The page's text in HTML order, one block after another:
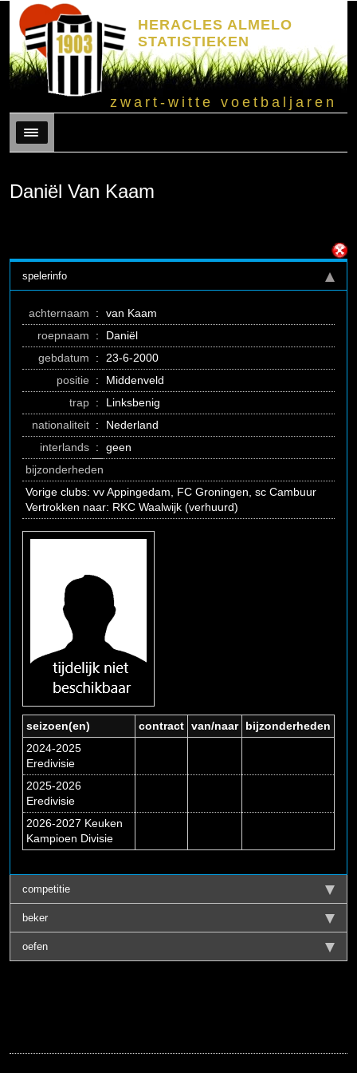
HERACLES ALMELO
STATISTIEKEN
zwart-witte voetbaljaren
Menu
Daniël Van Kaam
spelerinfo
achternaam :
van Kaam
roepnaam
:
Daniël
gebdatum
:
23-6-2000
positie :
Middenveld
trap :
Linksbenig
nationaliteit :
Nederland
interlands :
geen
bijzonderheden
Vorige clubs: vv Appingedam, FC Groningen, sc Cambuur
Vertrokken naar: RKC Waalwijk (verhuurd)
seizoen(en) contract van/naar
bijzonderheden
2024-2025
Eredivisie
2025-2026
Eredivisie
2026-2027 Keuken
Kampioen Divisie
competitie
beker
oefen